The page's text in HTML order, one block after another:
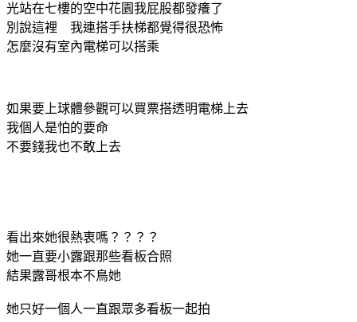
光站在七樓的空中花園我屁股都發癢了
別說這裡 我連搭手扶梯都覺得很恐怖
怎麼沒有室內電梯可以搭乘
如果要上球體參觀可以買票搭透明電梯上去
我個人是怕的要命
不要錢我也不敢上去
看出來她很熱衷嗎？？？？
她一直要小露跟那些看板合照
結果露哥根本不鳥她
她只好一個人一直跟眾多看板一起拍